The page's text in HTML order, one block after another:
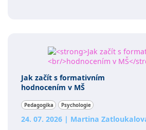
Jak začít s formativním
hodnocením v MŠ
Pedagogika Psychologie
24. 07. 2026 | Martina